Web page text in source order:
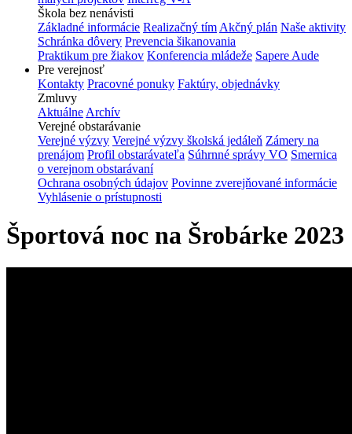
Škola bez nenávisti
Základné informácie Realizačný tím Akčný plán Naše aktivity
Schránka dôvery Prevencia šikanovania
Praktikum pre žiakov Konferencia mládeže Sapere Aude
Pre verejnosť
Kontakty Pracovné ponuky Faktúry, objednávky
Zmluvy
Aktuálne Archív
Verejné obstarávanie
Verejné výzvy Verejné výzvy školská jedáleň Zámery na
prenájom Profil obstarávateľa Súhrnné správy VO Smernica
o verejnom obstarávaní
Ochrana osobných údajov Povinne zverejňované informácie
Vyhlásenie o prístupnosti
Športová noc na Šrobárke 2023